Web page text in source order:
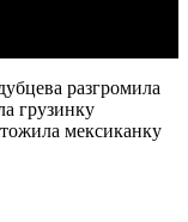
разгромила
грузинку
мексиканку